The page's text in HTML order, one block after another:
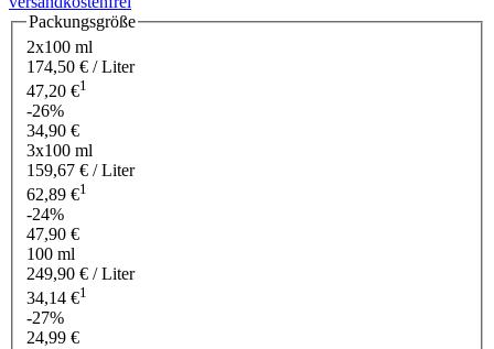
Packungsgröße
2x100 ml
174,50 € / Liter
47,20 €1
-26%
34,90 €
3x100 ml
159,67 € / Liter
62,89 €1
-24%
47,90 €
100 ml
249,90 € / Liter
34,14 €1
-27%
24,99 €